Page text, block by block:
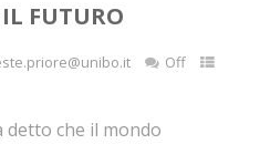
FUTURO
Off
detto che il mondo